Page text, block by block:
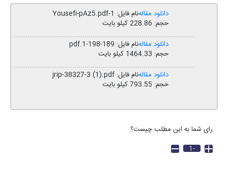
دانلود مقالهنام فایل: 1-Yousefi-pAz5.pdf
حجم: 228.86 کیلو بایت
دانلود مقالهنام فایل: 189-198-1.pdf
حجم: 1464.33 کیلو بایت
دانلود مقالهنام فایل: jrip-38327-3 (1).pdf
حجم: 793.55 کیلو بایت
رای شما به این مطلب چیست؟
-1